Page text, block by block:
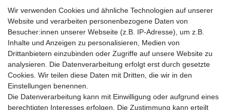
Zahlungsmöglichkeiten
Wir verwenden Cookies und ähnliche Technologien auf unserer
Website und verarbeiten personenbezogene Daten von
Besucher:innen unserer Webseite (z.B. IP-Adresse), um z.B.
Inhalte und Anzeigen zu personalisieren, Medien von
Drittanbietern einzubinden oder Zugriffe auf unsere Website zu
analysieren. Die Datenverarbeitung erfolgt erst durch gesetzte
Cookies. Wir teilen diese Daten mit Dritten, die wir in den
Einstellungen benennen.
Die Datenverarbeitung kann mit Einwilligung oder aufgrund eines
berechtigten Interesses erfolgen. Die Zustimmung kann erteilt